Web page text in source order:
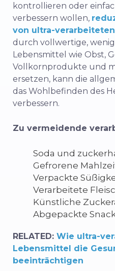
kontrollieren oder
verbessern wollen,
von ultra-
durch vollwertige,
Lebensmittel wie Obst,
Vollkornprodukte und
ersetzen, kann die
das Wohlbefinden des
verbessern.
Zu vermeidende
Soda und
Gefrorene
Verpackte
Verarbeitete
Künstliche
Abgepackte
RELATED: Wie ultra-
Lebensmittel die
beeinträchtigen